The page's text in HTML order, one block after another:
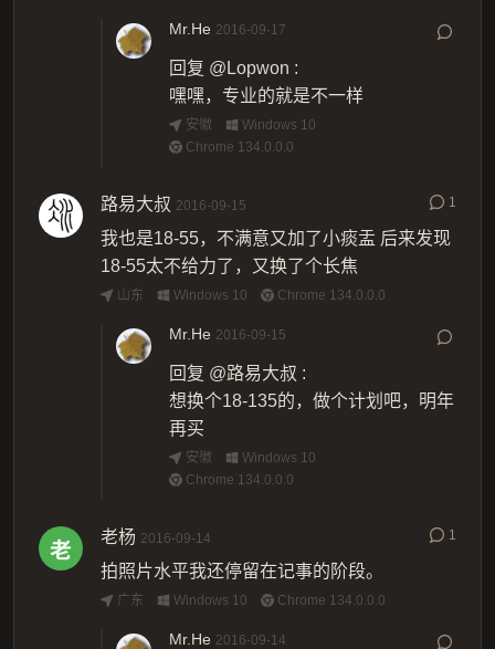
Mr.He 2016-09-17
回复 @Lopwon :
嘿嘿，专业的就是不一样
安徽
Windows 10
Chrome 134.0.0.0
路易大叔 2016-09-15 1
我也是18-55，不满意又加了小痰盂 后来发现
18-55太不给力了，又换了个长焦
山东 Windows 10 Chrome 134.0.0.0
Mr.He 2016-09-15
回复 @路易大叔 :
想换个18-135的，做个计划吧，明年
再买
安徽
Windows 10
Chrome 134.0.0.0
老杨 2016-09-14 1
拍照片水平我还停留在记事的阶段。
广东 Windows 10 Chrome 134.0.0.0
Mr.He 2016-09-14